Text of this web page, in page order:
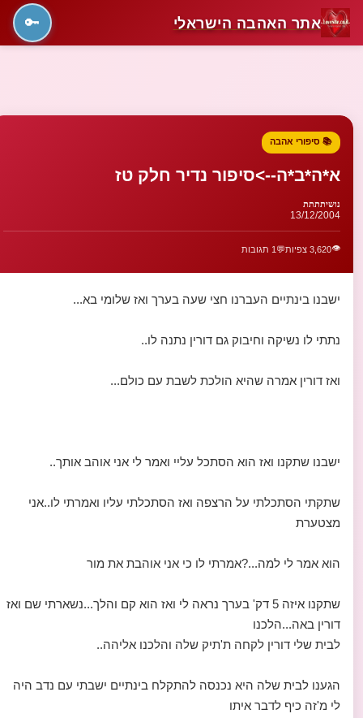
אתר האהבה הישראלי 🔑
📚 סיפורי אהבה
א*ה*ב*ה-->סיפור נדיר חלק טז
נושיתתתת
13/12/2004
👁️3,620 צפיות 💬 1 תגובות
ישבנו בינתיים העברנו חצי שעה בערך ואז שלומי בא...
נתתי לו נשיקה וחיבוק גם דורין נתנה לו..
ואז דורין אמרה שהיא הולכת לשבת עם כולם...
ישבנו שתקנו ואז הוא הסתכל עליי ואמר לי אני אוהב אותך..
שתקתי הסתכלתי על הרצפה ואז הסתכלתי עליו ואמרתי לו..אני
מצטערת
הוא אמר לי למה...?אמרתי לו כי אני אוהבת את מור
שתקנו איזה 5 דק' בערך נראה לי ואז הוא קם והלך...נשארתי שם ואז
דורין באה...הלכנו
לבית שלי דורין לקחה ת'תיק שלה והלכנו אליהה..
הגענו לבית שלה היא נכנסה להתקלח בינתיים ישבתי עם נדב היה
לי מ'זה כיף לדבר איתו